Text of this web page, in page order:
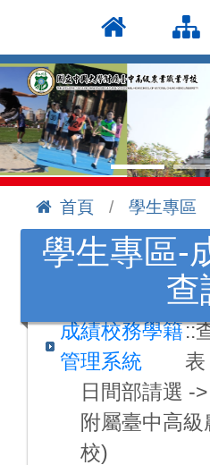
到
主
要
內
容
區
首頁 學生專區
學生專區-
查
成績校務學籍
管理系統
::
表
日間部請選 -
附屬臺中高級
校)